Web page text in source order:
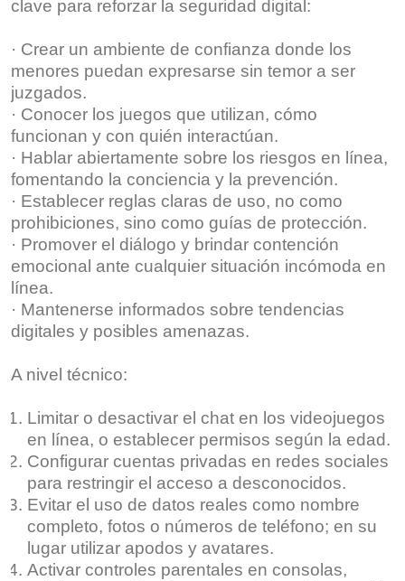
clave para reforzar la seguridad digital:
· Crear un ambiente de confianza donde los
menores puedan expresarse sin temor a ser
juzgados.
· Conocer los juegos que utilizan, cómo
funcionan y con quién interactúan.
· Hablar abiertamente sobre los riesgos en línea,
fomentando la conciencia y la prevención.
· Establecer reglas claras de uso, no como
prohibiciones, sino como guías de protección.
· Promover el diálogo y brindar contención
emocional ante cualquier situación incómoda en
línea.
· Mantenerse informados sobre tendencias
digitales y posibles amenazas.
A nivel técnico:
Limitar o desactivar el chat en los videojuegos
en línea, o establecer permisos según la edad.
Configurar cuentas privadas en redes sociales
para restringir el acceso a desconocidos.
Evitar el uso de datos reales como nombre
completo, fotos o números de teléfono; en su
lugar utilizar apodos y avatares.
Activar controles parentales en consolas,